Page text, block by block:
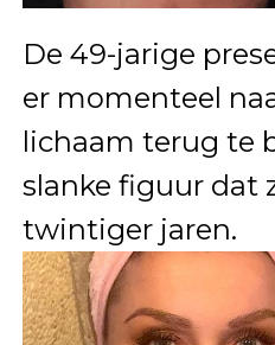
De 49-jarige
er momenteel
lichaam terug te
slanke figuur dat
twintiger jaren.